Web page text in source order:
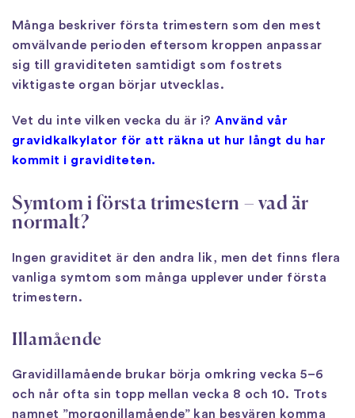
Många beskriver första trimestern som den mest
omvälvande perioden eftersom kroppen anpassar
sig till graviditeten samtidigt som fostrets
viktigaste organ börjar utvecklas.
Vet du inte vilken vecka du är i?Använd vår
gravidkalkylator för att räkna ut hur långt du har
kommit i graviditeten.
Symtom i första trimestern – vad är
normalt?
Ingen graviditet är den andra lik, men det finns flera
vanliga symtom som många upplever under första
trimestern.
Illamående
Gravidillamående brukar börja omkring vecka 5–6
och når ofta sin topp mellan vecka 8 och 10. Trots
namnet ”morgonillamående” kan besvären komma